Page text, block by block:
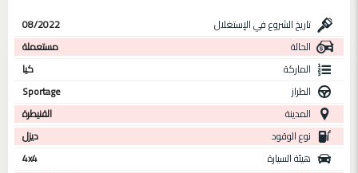
تاريخ الشروع في الإستغلال
08/2022
الحالة
مستعملة
الماركة
كيا
الطراز
Sportage
المدينة
القنيطرة
نوع الوقود
ديزل
هيئة السيارة
4x4